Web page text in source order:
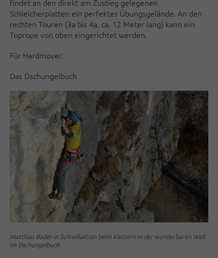
findet an den direkt am Zustieg gelegenen
Schleicherplatten ein perfektes Übungsgelände. An den
rechten Touren (3a bis 4a, ca. 12 Meter lang) kann ein
Toprope von oben eingerichtet werden.
Für Hardmover:
Das Dschungelbuch
Matthias Bader in Schnellaktion beim Klettern in der wunderbaren Welt
im Dschungelbuch